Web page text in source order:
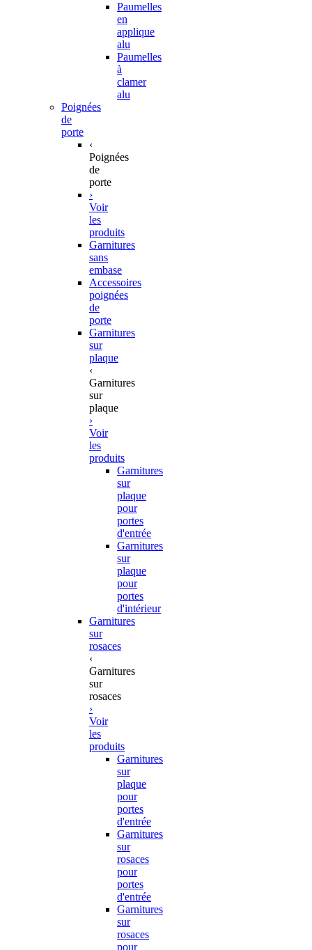
Paumelles
en
applique
alu
Paumelles
à
clamer
alu
Poignées
de
porte
‹
Poignées
de
porte
›
Voir
les
produits
Garnitures
sans
embase
Accessoires
poignées
de
porte
Garnitures
sur
plaque
‹
Garnitures
sur
plaque
›
Voir
les
produits
Garnitures
sur
plaque
pour
portes
d'entrée
Garnitures
sur
plaque
pour
portes
d'intérieur
Garnitures
sur
rosaces
‹
Garnitures
sur
rosaces
›
Voir
les
produits
Garnitures
sur
plaque
pour
portes
d'entrée
Garnitures
sur
rosaces
pour
portes
d'entrée
Garnitures
sur
rosaces
pour